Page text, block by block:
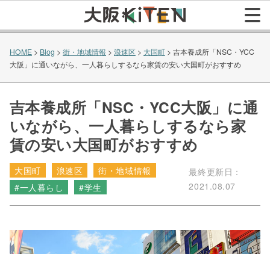
HOME > Blog > 街・地域情報 > 浪速区 > 大国町 > 吉本養成所「NSC・YCC
大阪」に通いながら、一人暮らしするなら家賃の安い大国町がおすすめ
吉本養成所「NSC・YCC大阪」に通
いながら、一人暮らしするなら家
賃の安い大国町がおすすめ
大国町 浪速区
街・地域情報
#一人暮らし
#学生
最終更新日：
2021.08.07